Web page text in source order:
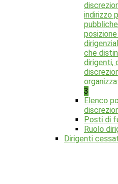
indirizzo
che
dirigenti,
3
Elenco
Posti di
Ruolo
Dirigenti